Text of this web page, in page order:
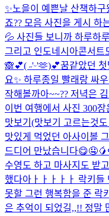
✨노을이 예쁜날 산책하구
죠?? 모음 사진을 게시 하
💦 사진들 보니까 하루하
그리고 인도네시아콘서트
🙈💕( ˶'ᵕ'🫶)💕꿈같았던
요✨ 하루종일 빨래랑 싸
작해볼까아~~?? 저녁은
이번 여행에서 사진 300
맛보기(맛보기 고르는것
맛있게 먹었던 아사이볼
드디어 만났습니다
수영도 하고 마사지도 받
했다아ㅏㅏㅏㅏㅏ 락키
못할 그런 행복함을 준 락
은 추억이 되었길,,!! 정말